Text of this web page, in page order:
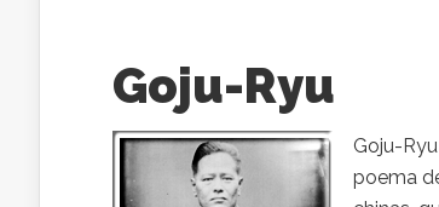
Goju-Ryu
Goju-
poema